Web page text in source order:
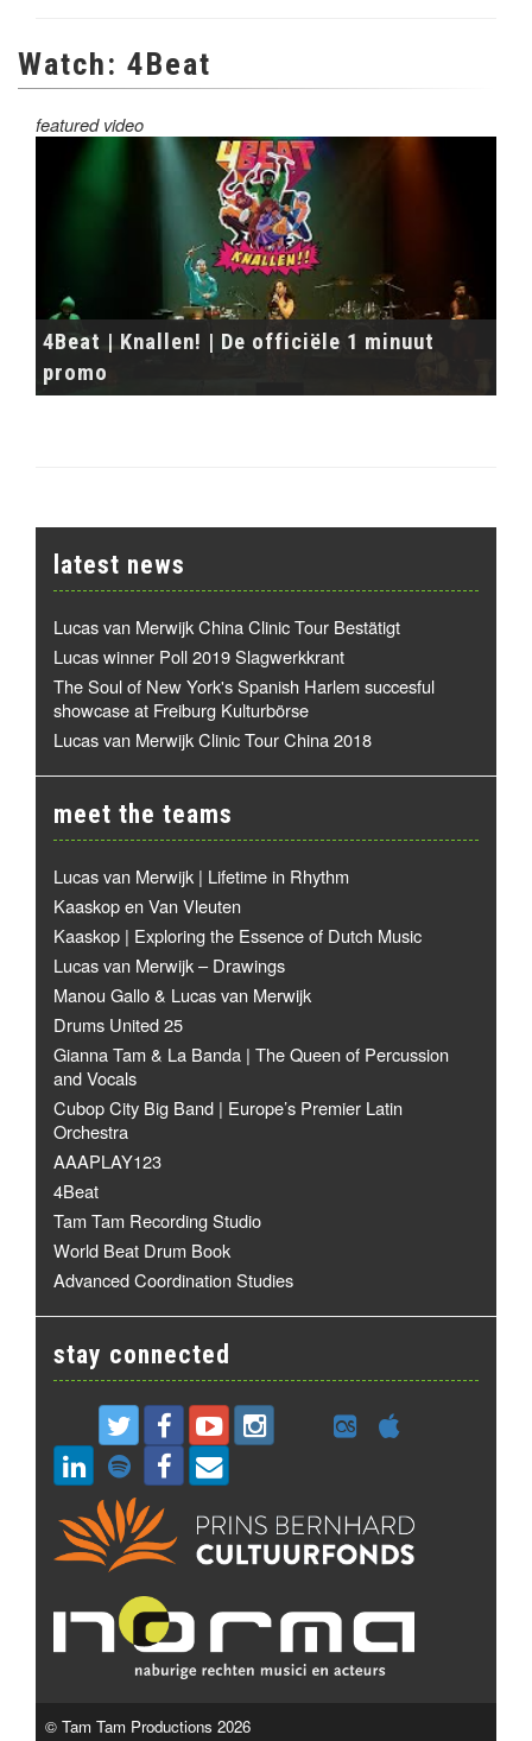
Watch: 4Beat
featured video
4Beat | Knallen! | De officiële 1 minuut
promo
latest news
Lucas van Merwijk China Clinic Tour Bestätigt
Lucas winner Poll 2019 Slagwerkkrant
The Soul of New York's Spanish Harlem succesful
showcase at Freiburg Kulturbörse
Lucas van Merwijk Clinic Tour China 2018
meet the teams
Lucas van Merwijk | Lifetime in Rhythm
Kaaskop en Van Vleuten
Kaaskop | Exploring the Essence of Dutch Music
Lucas van Merwijk – Drawings
Manou Gallo & Lucas van Merwijk
Drums United 25
Gianna Tam & La Banda | The Queen of Percussion
and Vocals
Cubop City Big Band | Europe’s Premier Latin
Orchestra
AAAPLAY123
4Beat
Tam Tam Recording Studio
World Beat Drum Book
Advanced Coordination Studies
stay connected
© Tam Tam Productions 2026